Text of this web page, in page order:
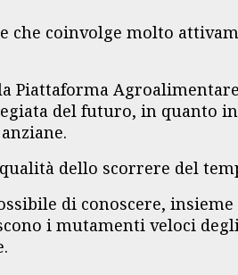
che coinvolge molto
Piattaforma
del futuro, in quanto
dello scorrere del
di conoscere,
i mutamenti veloci